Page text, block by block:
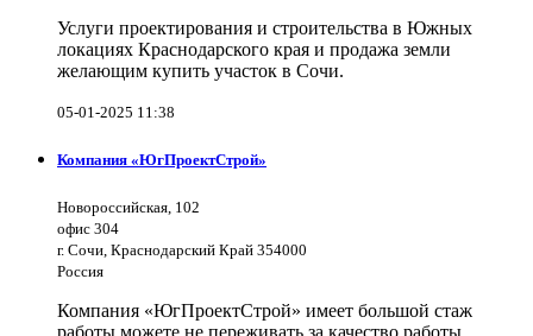
Услуги проектирования и строительства в Южных
локациях Краснодарского края и продажа земли
желающим купить участок в Сочи.
05-01-2025 11:38
Компания «ЮгПроектСтрой»
Новороссийская, 102
офис 304
г. Сочи, Краснодарский Край 354000
Россия
Компания «ЮгПроектСтрой» имеет большой стаж